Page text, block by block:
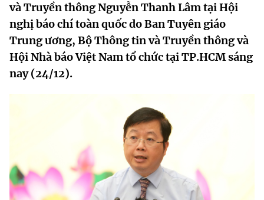
Chức năng nhiệm vụ
Cơ cấu tổ chức
Lịch sử phát triển
Sở Khoa học và Công nghệ
Tin tức sự kiện
Khoa học và Công nghệ
Đổi mới sáng tạo
Sở hữu trí tuệ
Tiêu chuẩn, đo lường, chất lượng
Dịch vụ công
Hệ thống văn bản
Văn bản chỉ đạo điều hành
Lấy ý kiến người dân về dự thảo VBQPPL
Khoa học và Công nghệ
Đổi mới sáng tạo
THƯ ĐIỆN TỬ
và Truyền thông Nguyễn Thanh Lâm tại Hội
nghị báo chí toàn quốc do Ban Tuyên giáo
Trung ương, Bộ Thông tin và Truyền thông và
Hội Nhà báo Việt Nam tổ chức tại TP.HCM sáng
nay (24/12).